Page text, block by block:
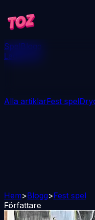
SpelBlogg
Ladda ner
Alla artiklarFest spel
Hem>Blogg>Fest spel
Författare